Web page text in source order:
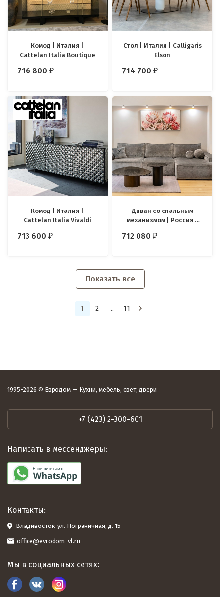
Комод | Италия |
Cattelan Italia Boutique
716 800₽
Стол | Италия | Calligaris
Elson
714 700₽
Комод | Италия |
Cattelan Italia Vivaldi
713 600₽
Диван со спальным
механизмом | Россия |
712 080₽
Показать все
1 2 ... 11
1995-2026 © Евродом — Кухни, мебель, свет, двери
+7 (423) 2-300-601
Написать в мессенджеры:
Контакты:
Владивосток, ул. Пограничная, д. 15
office@evrodom-vl.ru
Мы в социальных сетях: